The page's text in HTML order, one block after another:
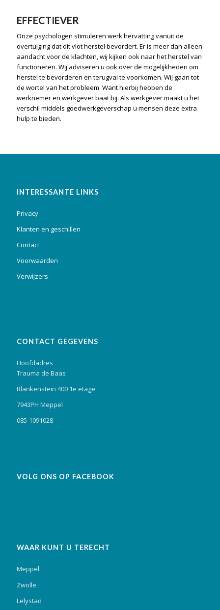
EFFECTIEVER
Onze psychologen stimuleren werk hervatting vanuit de
overtuiging dat dit vlot herstel bevordert. Er is meer dan alleen
aandacht voor de klachten, wij kijken ook naar het herstel van
functioneren. Wij adviseren u ook over de mogelijkheden om
herstel te bevorderen en terugval te voorkomen. Wij gaan tot
de wortel van het probleem. Want hierbij hebben de
werknemer en werkgever baat bij. Als werkgever maakt u het
verschil middels goedwerkgeverschap u mensen deze extra
hulp te bieden.
INTERESSANTE LINKS
Privacy
Klanten en geschillen
Contact
Voorwaarden
Verwijzers
CONTACT GEGEVENS
Hoofdadres
Trauma de Baas
Blankenstein 400 1e etage
7943PH Meppel
085-1091028
VOLG ONS OP FACEBOOK
WAAR KUNT U TERECHT
Meppel
Zwolle
Lelystad